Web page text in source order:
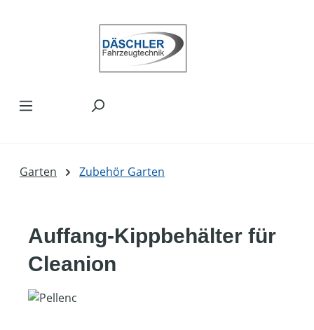
Garten Zubehör Garten
Auffang-Kippbehälter für
Cleanion